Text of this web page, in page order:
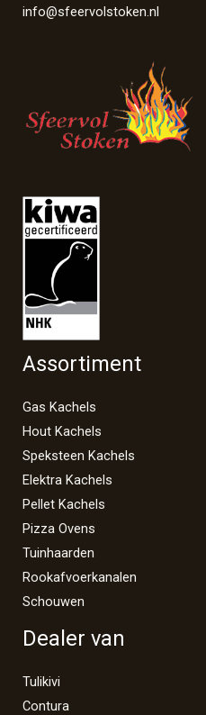
info@sfeervolstoken.nl
Assortiment
Gas Kachels
Hout Kachels
Speksteen Kachels
Elektra Kachels
Pellet Kachels
Pizza Ovens
Tuinhaarden
Rookafvoerkanalen
Schouwen
Dealer van
Tulikivi
Contura